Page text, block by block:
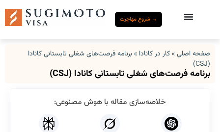
→ شروع مهاجرت
صفحه اصلی»کار در کانادا »برنامه فرصت‌های شغلی تابستانی کانادا
(CSJ)
برنامه فرصت‌های شغلی تابستانی کانادا (CSJ)
خلاصه‌سازی مقاله با هوش مصنوعی: